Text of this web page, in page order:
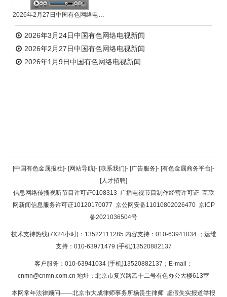
2026年2月27日中国有色网络电视新闻
2026年3月24日中国有色网络电视新闻
2026年2月27日中国有色网络电视新闻
2026年1月9日中国有色网络电视新闻
返回顶部
返回首页
[中国有色金属报社]- [网站导航]- [联系我们]- [广告服务]- [有色金属商务平台]-
[人才招聘]
信息网络传播视听节目许可证0108313 广播电视节目制作经营许可证 互联
网新闻信息服务许可证10120170077 京公网安备11010802026470 京ICP
备2021036504号
技术支持热线(7X24小时)：13522111285 内容支持：010-63941034 ；运维
支持：010-63971479 (手机)13520882137
客户服务：010-63941034 (手机)13520882137；E-mail：
cnmn@cnmn.com.cn 地址：北京市复兴路乙十二号有色办公大楼613室
本网常年法律顾问——北京市大成律师事务所杨贵生律师 虚假失实报道举报